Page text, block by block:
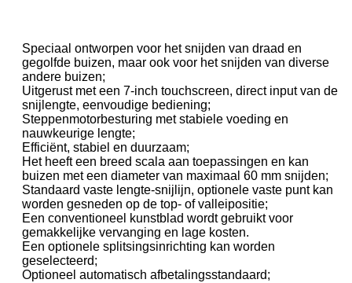
Speciaal ontworpen voor het snijden van draad en
gegolfde buizen, maar ook voor het snijden van diverse
andere buizen;
Uitgerust met een 7-inch touchscreen, direct input van de
snijlengte, eenvoudige bediening;
Steppenmotorbesturing met stabiele voeding en
nauwkeurige lengte;
Efficiënt, stabiel en duurzaam;
Het heeft een breed scala aan toepassingen en kan
buizen met een diameter van maximaal 60 mm snijden;
Standaard vaste lengte-snijlijn, optionele vaste punt kan
worden gesneden op de top- of valleipositie;
Een conventioneel kunstblad wordt gebruikt voor
gemakkelijke vervanging en lage kosten.
Een optionele splitsingsinrichting kan worden
geselecteerd;
Optioneel automatisch afbetalingsstandaard;